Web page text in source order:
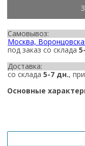
Самовывоз:
Москва,
под заказ со склада
Доставка:
со склада 5-7 дн.,
Основные